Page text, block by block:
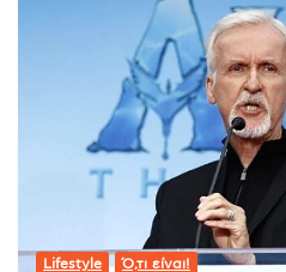
Lifestyle Ό,τι είναι!